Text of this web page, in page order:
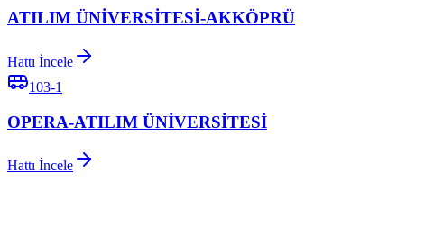
ATILIM ÜNİVERSİTESİ-AKKÖPRÜ
Hattı İncele
103-1
OPERA-ATILIM ÜNİVERSİTESİ
Hattı İncele